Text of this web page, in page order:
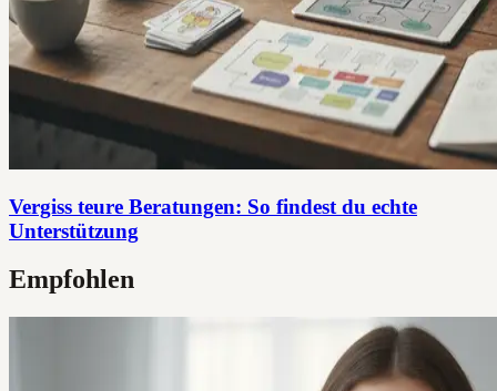
Vergiss teure Beratungen: So findest du echte
Unterstützung
Empfohlen